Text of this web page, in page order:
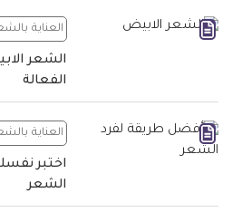
العناية
الشعر
الفعالة
العناية
اختبر
الشعر